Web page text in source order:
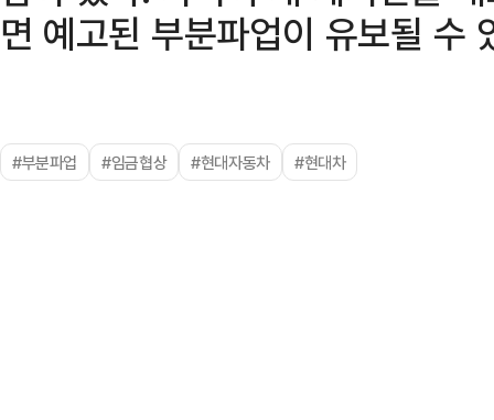
면 예고된 부분파업이 유보될 수
#부분파업 #임금협상 #현대자동차 #현대차